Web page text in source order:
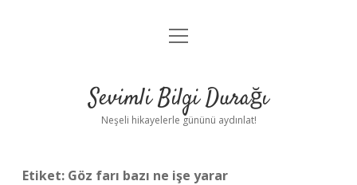
Anasayfa
Yasal Uyarı
menüyü
Sevimli Bilgi Durağı
Neşeli hikayelerle gününü aydınlat!
Etiket: Göz farı bazı ne işe yarar